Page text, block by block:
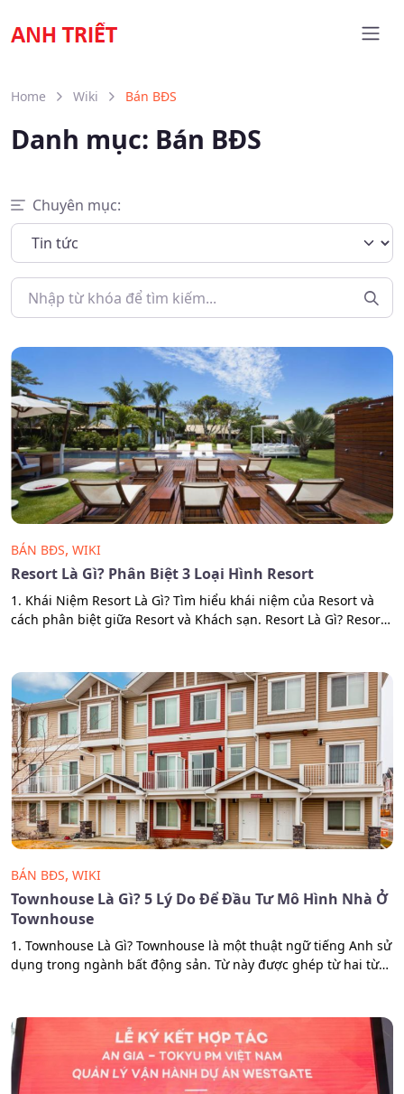
Home Wiki Bán BĐS
Danh mục: Bán BĐS
Chuyên mục:
BÁN BĐS, WIKI
Resort Là Gì? Phân Biệt 3 Loại Hình Resort
1. Khái Niệm Resort Là Gì? Tìm hiểu khái niệm của Resort và
cách phân biệt giữa Resort và Khách sạn. Resort Là Gì? Resort
Mặc dù vậy, không phải ai cũng…
BÁN BĐS, WIKI
Townhouse Là Gì? 5 Lý Do Để Đầu Tư Mô Hình Nhà Ở
Townhouse
1. Townhouse Là Gì? Townhouse là một thuật ngữ tiếng Anh sử
dụng trong ngành bất động sản. Từ này được ghép từ hai từ
nhà liền kề. Tuy nhiên cách lý…